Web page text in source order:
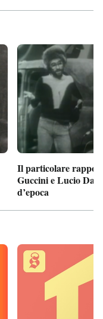
Il particolare
Guccini e Lucio
d’epoca